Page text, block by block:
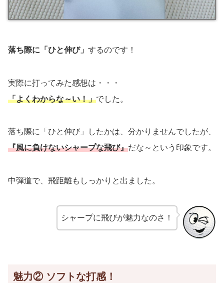
落ち際に「ひと伸び」 するのです！
実際に打ってみた感想は・・・
「よくわからな～い！」でした。
落ち際に「ひと伸び」したかは、分かりませんでしたが、
『風に負けないシャープな飛び』だな～という印象です。
中弾道で、飛距離もしっかりと出ました。
シャープに飛びが魅力なのさ！
魅力② ソフトな打感！